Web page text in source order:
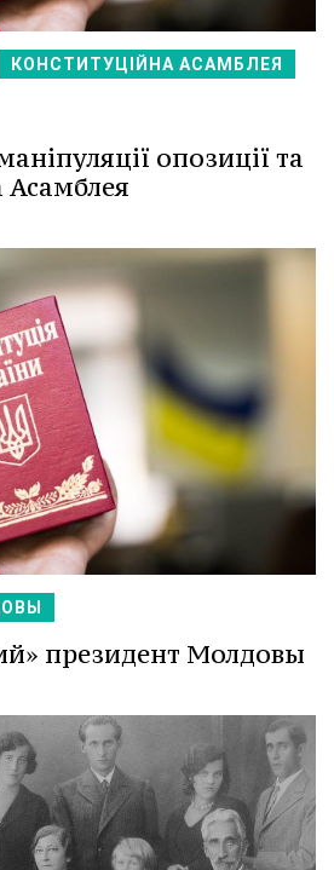
КОНСТИТУЦІЙНА АСАМБЛЕЯ
опозиції та
Асамблея
президент Молдовы